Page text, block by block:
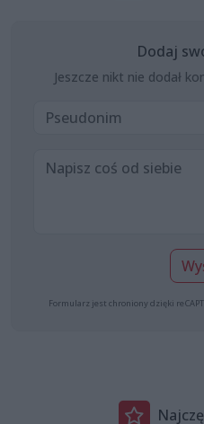
Dodaj
Jeszcze nikt nie dodał
Formularz jest chroniony dzięki